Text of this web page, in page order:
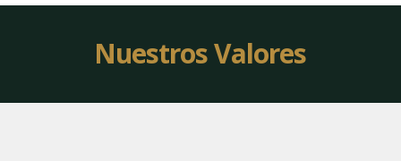
Nuestros Valores